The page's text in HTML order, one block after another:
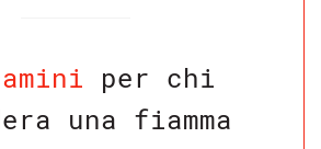
per chi
una fiamma